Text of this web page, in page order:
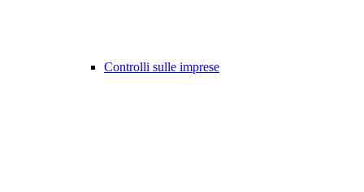
Controlli sulle imprese